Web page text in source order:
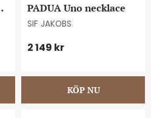
PADUA Uno necklace
SIF JAKOBS
2 149 kr